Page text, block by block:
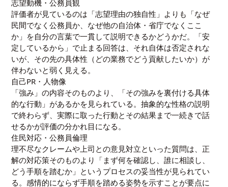
志望動機・公務員観
評価者が見ているのは「志望理由の独自性」よりも「なぜ
民間でなく公務員か、なぜ他の自治体・省庁でなくここ
か」を自分の言葉で一貫して説明できるかどうかだ。「安
定しているから」で止まる回答は、それ自体は否定されな
いが、その先の具体性（どの業務でどう貢献したいか）が
伴わないと弱く見える。
自己PR・人物像
「強み」の内容そのものより、「その強みを裏付ける具体
的な行動」があるかを見られている。抽象的な性格の説明
で終わらず、実際に取った行動とその結果まで一続きで話
せるかが評価の分かれ目になる。
住民対応・公務員倫理
理不尽なクレームや上司との意見対立といった質問は、正
解の対応策そのものより「まず何を確認し、誰に相談し、
どう手順を踏むか」というプロセスの妥当性が見られてい
る。感情的にならず手順を踏める姿勢を示すことが要点に